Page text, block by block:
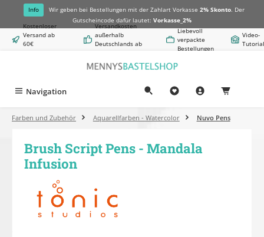
springen
Info Wir geben bei Bestellungen mit der Zahlart Vorkasse 2% Skonto. Der
Gutscheincode dafür lautet: Vorkasse_2%
Kostenloser
Versand ab
60€
Versandkosten
außerhalb
Deutschlands ab
Liebevoll
verpackte
Bestellungen
Video-
Navigation
Farben und Zubehör Aquarellfarben - Watercolor Nuvo Pens
Brush Script Pens - Mandala
Infusion